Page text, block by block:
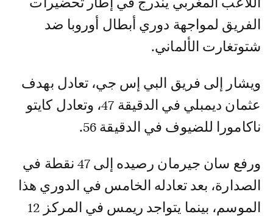
اللاعب المغربي يندرج في إطار تحضيرات
الفريق لمواجهة دوري أبطال أوروبا ضد
شتوتغارت الألماني.
ويشار إلى فريق البي إس جي، تعادل بهدف
عثمان ديمبلي في الدقيقة 47، وتعادل كايتو
ناكامورا للضيوف في الدقيقة 56.
ورفع سان جيرمان رصيده إلى 47 نقطة في
الصدارة، بعد تعادله الخامس في الدوري هذا
الموسم، بينما يتواجد ريمس في المركز 12